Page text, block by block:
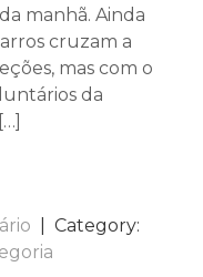
manhã. Ainda
cruzam a
mas com o
da
| Category: